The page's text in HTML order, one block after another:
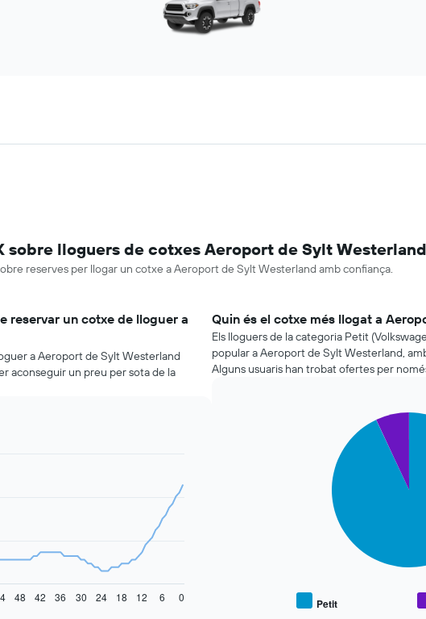
sobre lloguers de cotxes Aeroport de Sylt Westerland
reserves per llogar un cotxe a Aeroport de Sylt Westerland amb confiança.
reservar un cotxe de lloguer a
a Aeroport de Sylt Westerland
aconseguir un preu per sota de la
30 0
48 42 36 24 18 12 6
Quin és el cotxe més llogat a
Els lloguers de la categoria Petit
popular a Aeroport de Sylt Westerland,
Alguns usuaris han trobat ofertes per
Petit